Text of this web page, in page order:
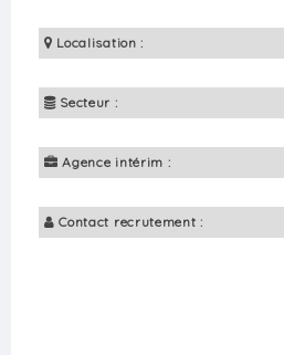
Localisation :
Secteur :
Agence intérim :
Contact recrutement :